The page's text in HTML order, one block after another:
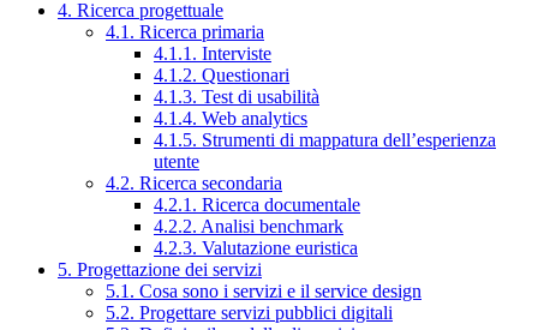
4. Ricerca progettuale
4.1. Ricerca primaria
4.1.1. Interviste
4.1.2. Questionari
4.1.3. Test di usabilità
4.1.4. Web analytics
4.1.5. Strumenti di mappatura dell’esperienza
utente
4.2. Ricerca secondaria
4.2.1. Ricerca documentale
4.2.2. Analisi benchmark
4.2.3. Valutazione euristica
5. Progettazione dei servizi
5.1. Cosa sono i servizi e il service design
5.2. Progettare servizi pubblici digitali